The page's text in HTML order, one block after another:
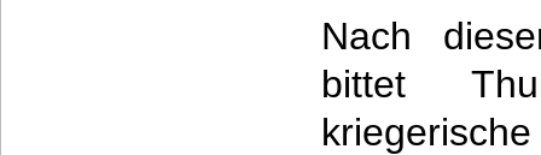
Nach
bittet
kriegerische